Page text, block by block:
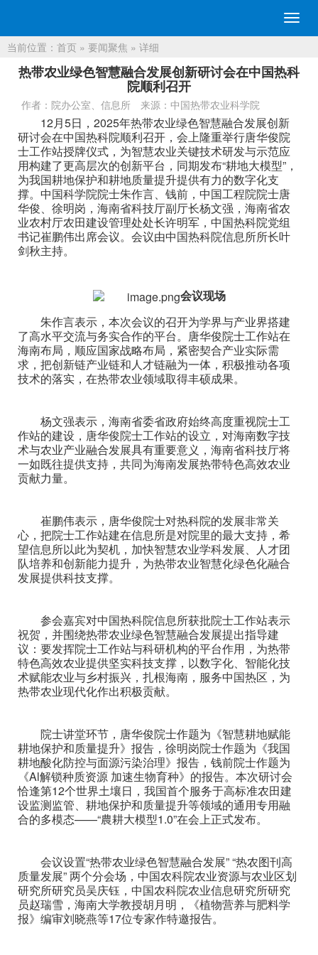
切
换
航
当前位置： 首页 » 要闻聚焦 » 详细
热带农业绿色智慧融合发展创新研讨会在中国热科
院顺利召开
作者：院办公室、信息所 来源：中国热带农业科学院
12月5日，2025年热带农业绿色智慧融合发展创新
研讨会在中国热科院顺利召开，会上隆重举行唐华俊院
士工作站授牌仪式，为智慧农业关键技术研发与示范应
用构建了更高层次的创新平台，同期发布“耕地大模型”，
为我国耕地保护和耕地质量提升提供有力的数字化支
撑。中国科学院院士朱作言、钱前，中国工程院院士唐
华俊、徐明岗，海南省科技厅副厅长杨文强，海南省农
业农村厅农田建设管理处处长许明军，中国热科院党组
书记崔鹏伟出席会议。会议由中国热科院信息所所长叶
剑秋主持。
会议现场
朱作言表示，本次会议的召开为学界与产业界搭建
了高水平交流与务实合作的平台。唐华俊院士工作站在
海南布局，顺应国家战略布局，紧密契合产业实际需
求，把创新链产业链和人才链融为一体，积极推动各项
技术的落实，在热带农业领域取得丰硕成果。
杨文强表示，海南省委省政府始终高度重视院士工
作站的建设，唐华俊院士工作站的设立，对海南数字技
术与农业产业融合发展具有重要意义，海南省科技厅将
一如既往提供支持，共同为海南发展热带特色高效农业
贡献力量。
崔鹏伟表示，唐华俊院士对热科院的发展非常关
心，把院士工作站建在信息所是对院里的最大支持，希
望信息所以此为契机，加快智慧农业学科发展、人才团
队培养和创新能力提升，为热带农业智慧化绿色化融合
发展提供科技支撑。
参会嘉宾对中国热科院信息所获批院士工作站表示
祝贺，并围绕热带农业绿色智慧融合发展提出指导建
议：要发挥院士工作站与科研机构的平台作用，为热带
特色高效农业提供坚实科技支撑，以数字化、智能化技
术赋能农业与乡村振兴，扎根海南，服务中国热区，为
热带农业现代化作出积极贡献。
院士讲堂环节，唐华俊院士作题为《智慧耕地赋能
耕地保护和质量提升》报告，徐明岗院士作题为《我国
耕地酸化防控与面源污染治理》报告，钱前院士作题为
《Al解锁种质资源 加速生物育种》的报告。本次研讨会
恰逢第12个世界土壤日，我国首个服务于高标准农田建
设监测监管、耕地保护和质量提升等领域的通用专用融
合的多模态——“農耕大模型1.0”在会上正式发布。
会议设置“热带农业绿色智慧融合发展” “热农图刊高
质量发展” 两个分会场， 中国农科院农业资源与农业区划
研究所研究员吴庆钰，中国农科院农业信息研究所研究
员赵瑞雪，海南大学教授胡月明，《植物营养与肥料学
报》编审刘晓燕等17位专家作特邀报告。